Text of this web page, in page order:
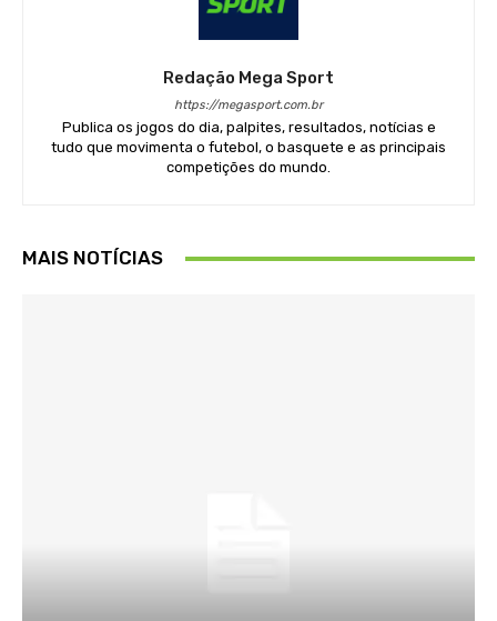
Redação Mega Sport
https://megasport.com.br
Publica os jogos do dia, palpites, resultados, notícias e
tudo que movimenta o futebol, o basquete e as principais
competições do mundo.
MAIS NOTÍCIAS